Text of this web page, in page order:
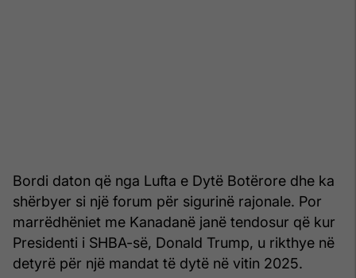
Bordi daton që nga Lufta e Dytë Botërore dhe ka
shërbyer si një forum për sigurinë rajonale. Por
marrëdhëniet me Kanadanë janë tendosur që kur
Presidenti i SHBA-së, Donald Trump, u rikthye në
detyrë për një mandat të dytë në vitin 2025.